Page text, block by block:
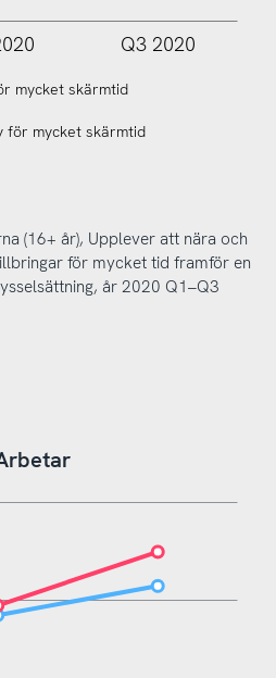
Q3 2020
mycket skärmtid
för mycket skärmtid
(16+ år), Upplever att nära och
för mycket tid framför en
år 2020 Q1–Q3